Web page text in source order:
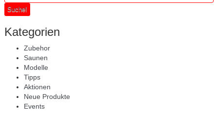
Suche!
Kategorien
Zubehor
Saunen
Modelle
Tipps
Aktionen
Neue Produkte
Events